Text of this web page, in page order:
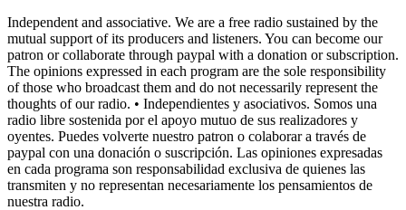
Independent and associative. We are a free radio sustained by the
mutual support of its producers and listeners. You can become our
patron or collaborate through paypal with a donation or subscription.
The opinions expressed in each program are the sole responsibility
of those who broadcast them and do not necessarily represent the
thoughts of our radio. • Independientes y asociativos. Somos una
radio libre sostenida por el apoyo mutuo de sus realizadores y
oyentes. Puedes volverte nuestro patron o colaborar a través de
paypal con una donación o suscripción. Las opiniones expresadas
en cada programa son responsabilidad exclusiva de quienes las
transmiten y no representan necesariamente los pensamientos de
nuestra radio.